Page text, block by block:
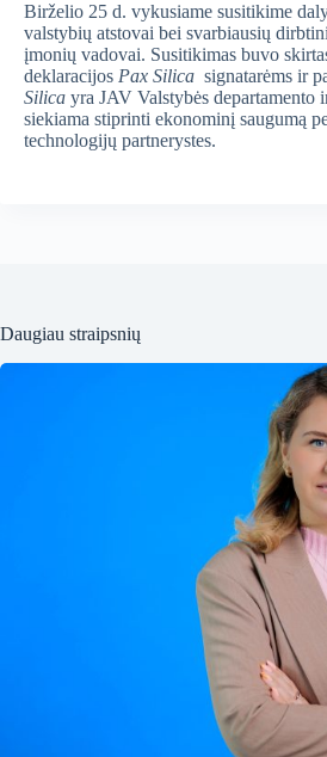
Birželio 25 d. vykusiame susitikime
valstybių atstovai bei svarbiausių
įmonių vadovai. Susitikimas buvo
deklaracijos Pax Silica signatarėms ir
Silica yra JAV Valstybės departamento
siekiama stiprinti ekonominį saugumą
technologijų partnerystes.
Daugiau straipsnių